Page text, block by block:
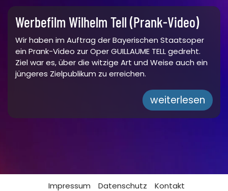
Werbefilm Wilhelm Tell (Prank-Video)
Wir haben im Auftrag der Bayerischen Staatsoper
ein Prank-Video zur Oper GUILLAUME TELL gedreht.
Ziel war es, über die witzige Art und Weise auch ein
jüngeres Zielpublikum zu erreichen.
weiterlesen
Impressum Datenschutz Kontakt